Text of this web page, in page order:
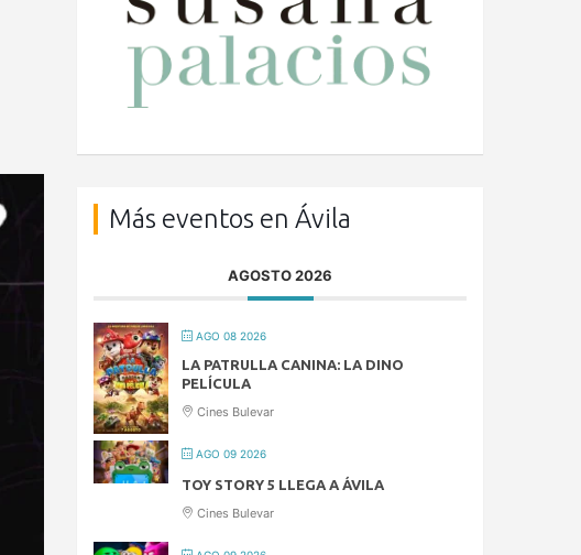
Más eventos en Ávila
AGOSTO 2026
AGO 08 2026
LA PATRULLA CANINA: LA DINO
PELÍCULA
Cines Bulevar
AGO 09 2026
TOY STORY 5 LLEGA A ÁVILA
Cines Bulevar